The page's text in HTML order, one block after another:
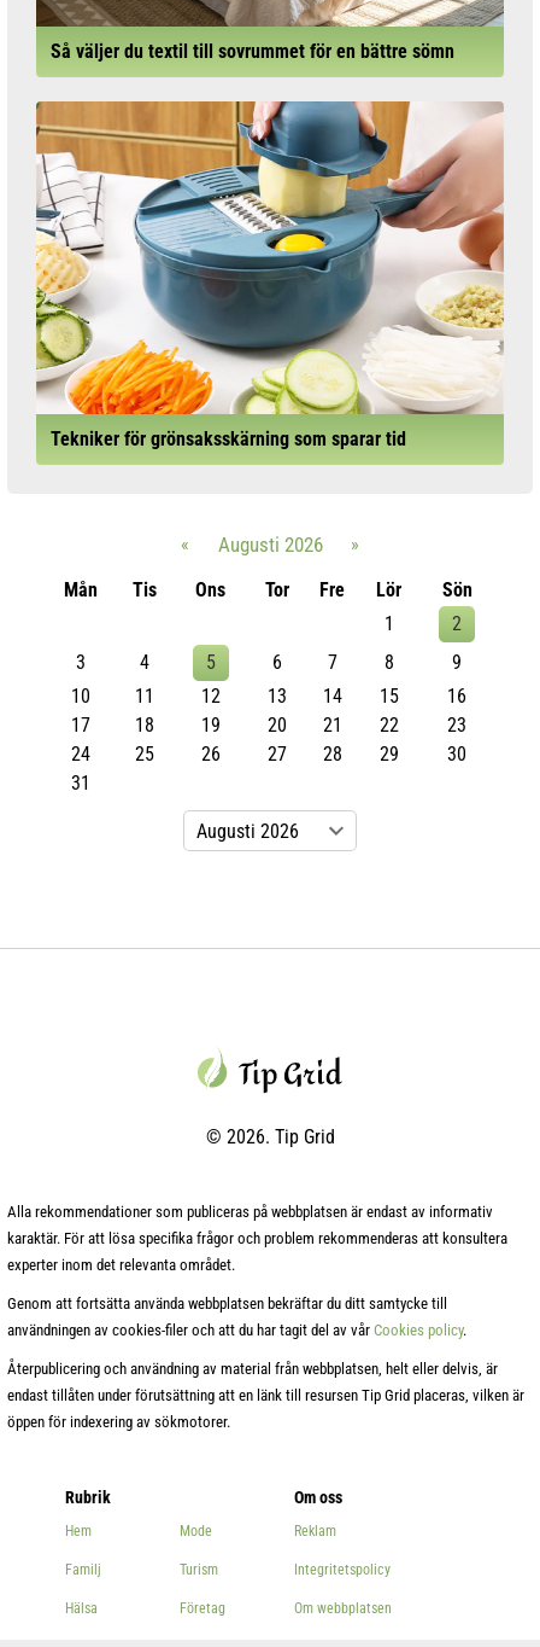
Så väljer du textil till sovrummet för en bättre sömn
Tekniker för grönsaksskärning som sparar tid
« Augusti 2026
»
Mån
Tis Ons Tor Fre Lör
Sön
1
2
3
4 5 6 7 8
9
10
11 12 13 14 15
16
17
18 19 20 21 22
23
24
25 26 27 28 29
30
31
© 2026. Tip Grid
Rubrik
Hem
Familj
Hälsa
Mode
Turism
Företag
Om oss
Reklam
Integritetspolicy
Om webbplatsen
Alla rekommendationer som publiceras på webbplatsen är endast av informativ
karaktär. För att lösa specifika frågor och problem rekommenderas att konsultera
experter inom det relevanta området.
Genom att fortsätta använda webbplatsen bekräftar du ditt samtycke till
användningen av cookies-filer och att du har tagit del av vår Cookies policy.
Återpublicering och användning av material från webbplatsen, helt eller delvis, är
endast tillåten under förutsättning att en länk till resursen Tip Grid placeras, vilken är
öppen för indexering av sökmotorer.